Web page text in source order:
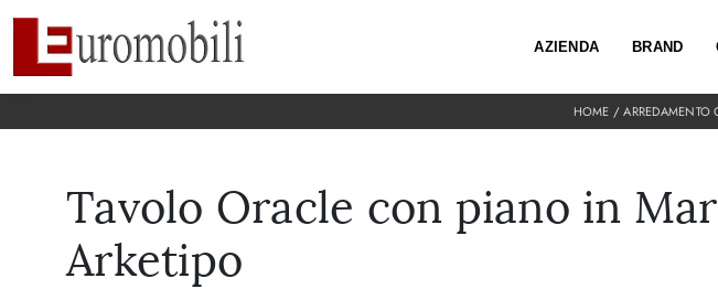
AZIENDA BRAND
HOME /ARREDAMENTO
Tavolo Oracle con piano in
Arketipo